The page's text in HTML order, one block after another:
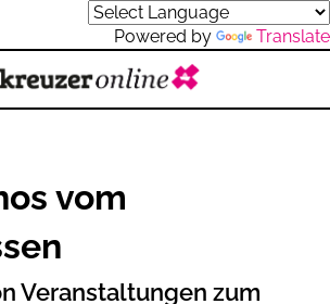
Powered by Translate
vom
Veranstaltungen zum